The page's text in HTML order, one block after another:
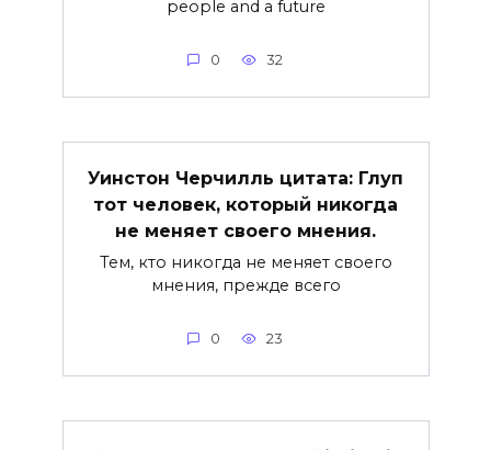
people and a future
0 32
Уинстон Черчилль цитата: Глуп
тот человек, который никогда
не меняет своего мнения.
Тем, кто никогда не меняет своего
мнения, прежде всего
0 23